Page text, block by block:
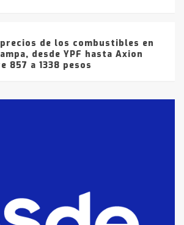
de los combustibles en
desde YPF hasta Axion
857 a 1338 pesos
detenidos por
de drogas en la
del sábado